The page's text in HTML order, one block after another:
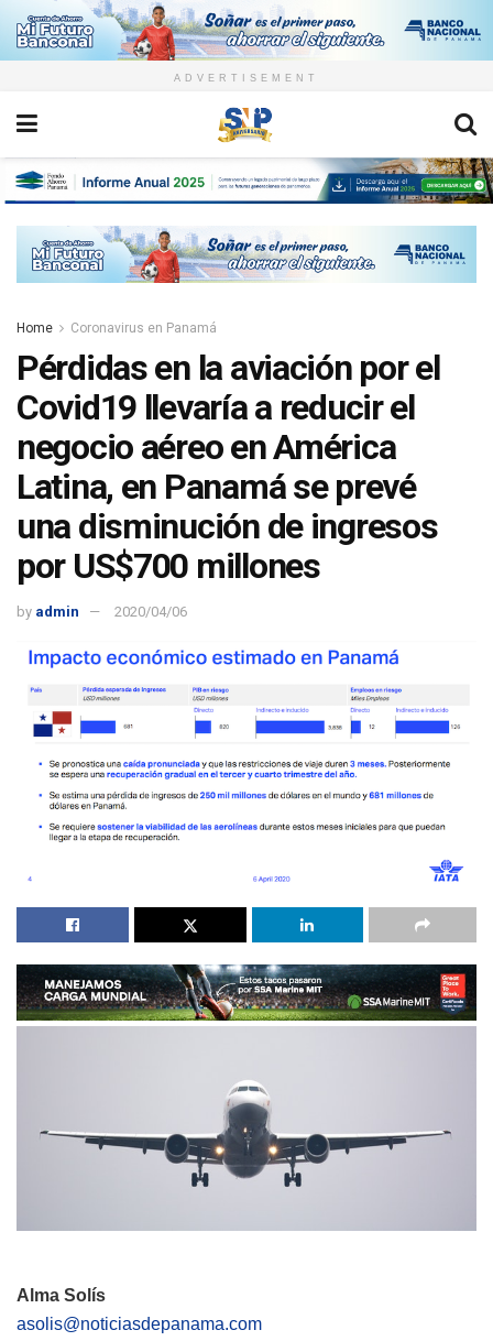
ADVERTISEMENT
Home Coronavirus en Panamá
Pérdidas en la aviación por el
Covid19 llevaría a reducir el
negocio aéreo en América
Latina, en Panamá se prevé
una disminución de ingresos
por US$700 millones
by admin 2020/04/06
Alma Solís
asolis@noticiasdepanama.com